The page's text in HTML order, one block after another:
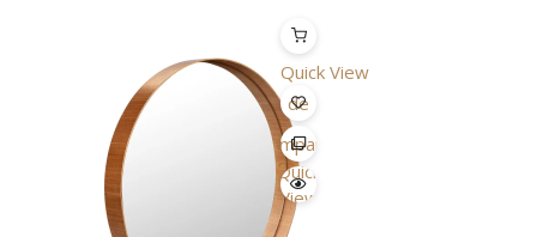
Quick View
Lista
de
Desejo
Comparar
Quick
View